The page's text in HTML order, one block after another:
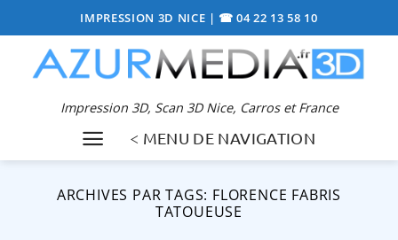
au
contenu
IMPRESSION 3D NICE | ☎ 04 22 13 58 10
Impression 3D, Scan 3D Nice, Carros et France
< MENU DE NAVIGATION
ARCHIVES PAR TAGS: FLORENCE FABRIS
TATOUEUSE